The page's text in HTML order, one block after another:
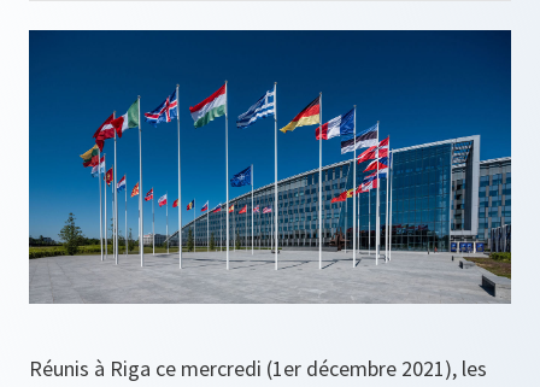
Réunis à Riga ce mercredi (1er décembre 2021), les